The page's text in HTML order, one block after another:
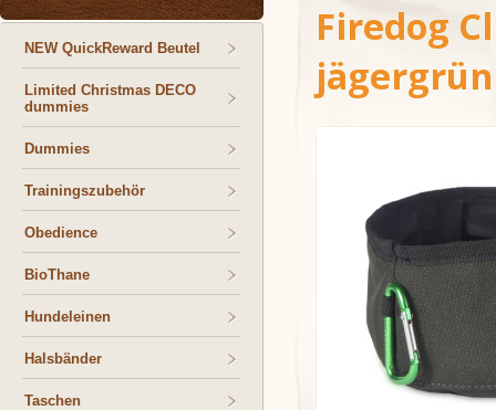
NEW QuickReward Beutel
Limited Christmas DECO
dummies
Dummies
Trainingszubehör
Obedience
BioThane
Hundeleinen
Halsbänder
Taschen
Firedog
jägergrün